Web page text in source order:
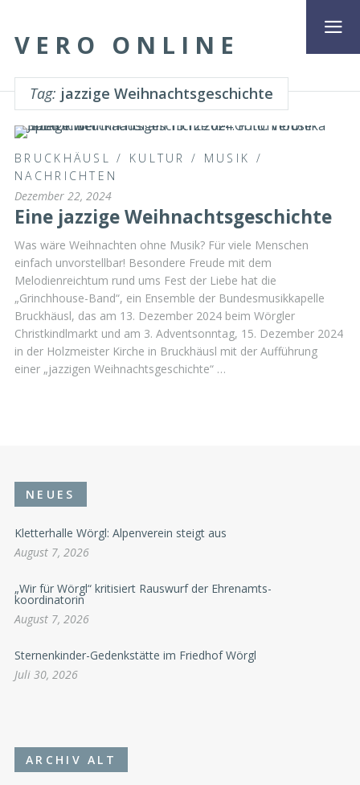
VERO ONLINE
Tag: jazzige Weihnachtsgeschichte
BRUCKHÄUSL / KULTUR / MUSIK /
NACHRICHTEN
Dezember 22, 2024
Eine jazzige Weihnachtsgeschichte
Was wäre Weihnachten ohne Musik? Für viele Menschen
einfach unvorstellbar! Besondere Freude mit dem
Melodienreichtum rund ums Fest der Liebe hat die
„Grinchhouse-Band“, ein Ensemble der Bundesmusikkapelle
Bruckhäusl, das am 13. Dezember 2024 beim Wörgler
Christkindlmarkt und am 3. Adventsonntag, 15. Dezember 2024
in der Holzmeister Kirche in Bruckhäusl mit der Aufführung
einer „jazzigen Weihnachtsgeschichte“ …
NEUES
Kletterhalle Wörgl: Alpenverein steigt aus
August 7, 2026
„Wir für Wörgl“ kritisiert Rauswurf der Ehrenamts-
koordinatorin
August 7, 2026
Sternenkinder-Gedenkstätte im Friedhof Wörgl
Juli 30, 2026
ARCHIV ALT